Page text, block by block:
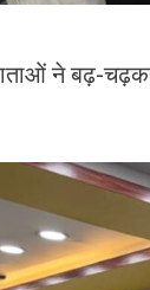
ने बढ़-